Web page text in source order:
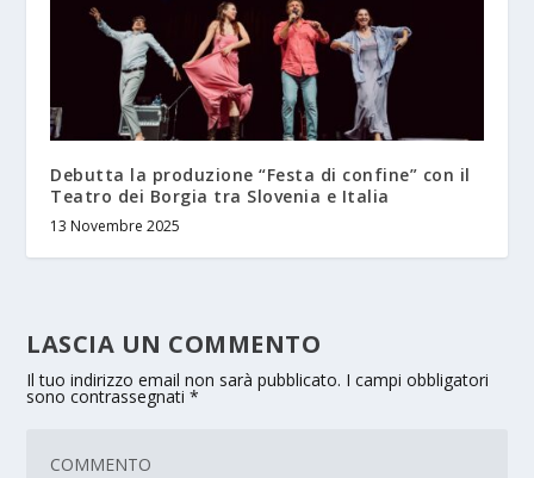
Debutta la produzione “Festa di confine” con il
Teatro dei Borgia tra Slovenia e Italia
13 Novembre 2025
LASCIA UN COMMENTO
Il tuo indirizzo email non sarà pubblicato. I campi obbligatori
sono contrassegnati*